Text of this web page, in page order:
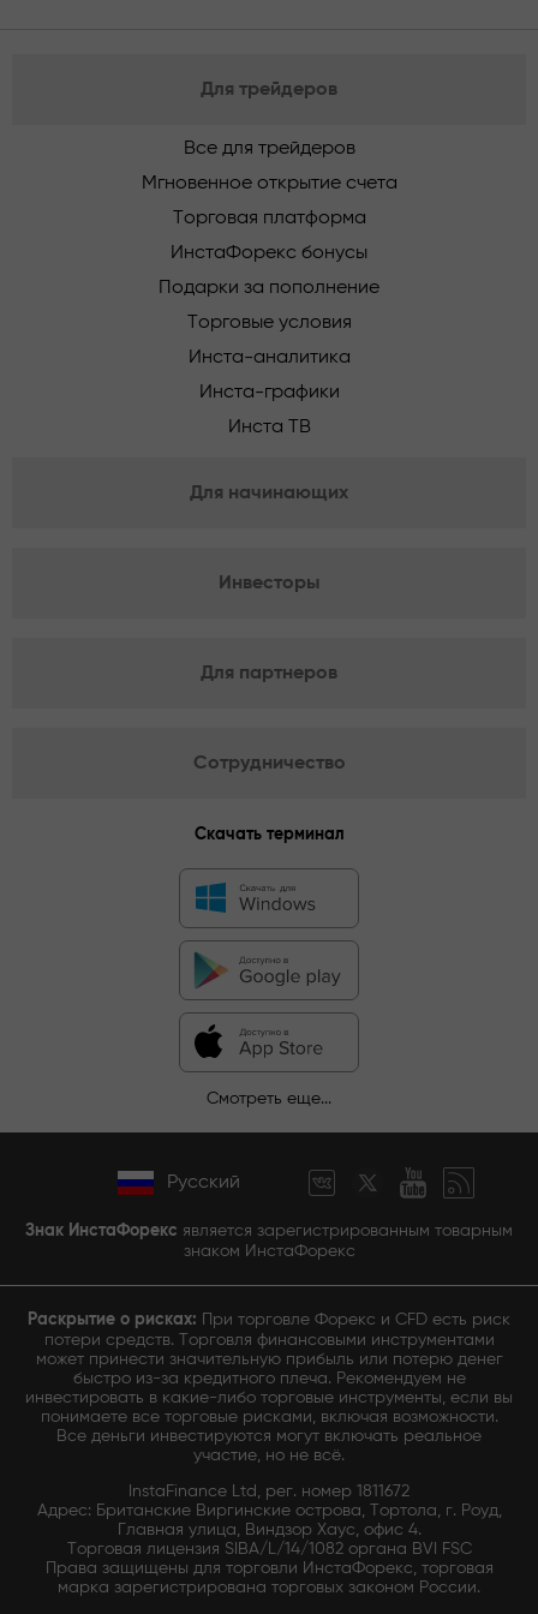
Для трейдеров
Все для трейдеров
Мгновенное открытие счета
Торговая платформа
ИнстаФорекс бонусы
Подарки за пополнение
Торговые условия
Инста-аналитика
Инста-графики
Инста ТВ
Для начинающих
Инвесторы
Для партнеров
Сотрудничество
Скачать терминал
Смотреть еще...
Русский
Знак ИнстаФорекс является зарегистрированным товарным
знаком ИнстаФорекс
Раскрытие о рисках: При торговле Форекс и CFD есть риск
потери средств. Торговля финансовыми инструментами
может принести значительную прибыль или потерю денег
быстро из-за кредитного плеча. Рекомендуем не
инвестировать в какие-либо торговые инструменты, если вы
понимаете все торговые рисками, включая возможности.
Все деньги инвестируются могут включать реальное
участие, но не всё.
InstaFinance Ltd, рег. номер 1811672
Адрес: Британские Виргинские острова, Тортола, г. Роуд,
Главная улица, Виндзор Хаус, офис 4.
Торговая лицензия SIBA/L/14/1082 органа BVI FSC
Права защищены для торговли ИнстаФорекс, торговая
марка зарегистрирована торговых законом России.